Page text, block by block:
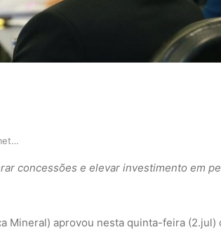
Governo quer cortar pela metade prazo para libe…
concessões e elevar investimento em
Mineral) aprovou nesta quinta-feira (2.jul)